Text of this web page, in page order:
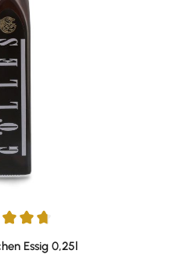
von 4.67 von 5 Sternen
Essig 0,25l